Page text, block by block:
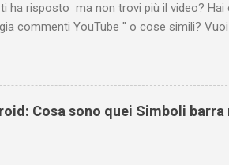
ha risposto ma non trovi più il video?
commenti YouTube " o cose simili?
i propri commenti di YouTube , ossia
la risposta é positiva ma mi ci è voluto
perché è anche poco semplice capire
quindi subito come visualizzare i vostri
e magari scoprirete anche che la vostra
Cosa sono quei Simboli